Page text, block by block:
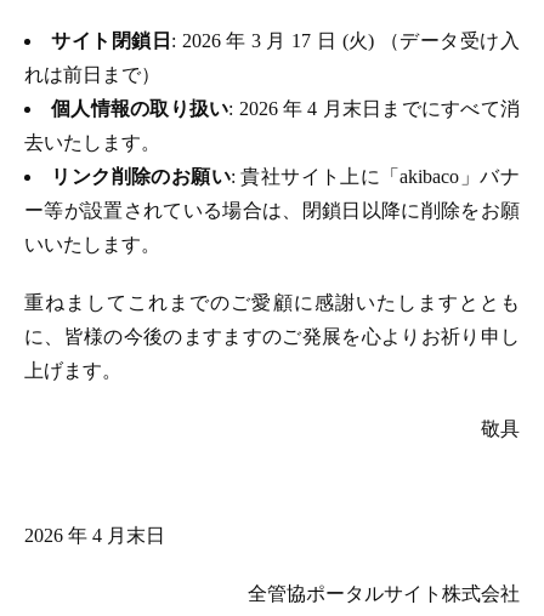
サイト閉鎖日 : 2026 年 3 月 17 日 (火) （データ受け入
れは前日まで）
個人情報の取り扱い: 2026 年 4 月末日までにすべて消
去いたします。
リンク削除のお願い: 貴社サイト上に「akibaco」バナ
ー等が設置されている場合は、閉鎖日以降に削除をお願
いいたします。
重ねましてこれまでのご愛顧に感謝いたしますととも
に、皆様の今後のますますのご発展を心よりお祈り申し
上げます。
敬具
2026 年 4 月末日
全管協ポータルサイト株式会社